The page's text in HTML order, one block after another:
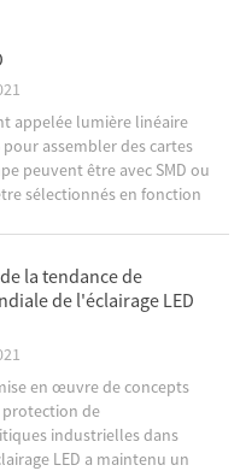
appelée lumière linéaire
assembler des cartes
peuvent être avec SMD ou
sélectionnés en fonction
lumières linéaires...
la tendance de
de l'éclairage LED
en œuvre de concepts
de
industrielles dans
LED a maintenu un